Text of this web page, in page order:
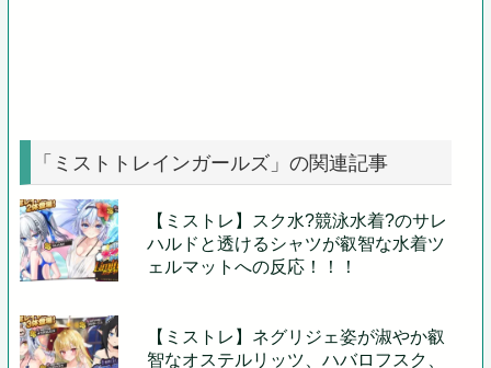
「ミストトレインガールズ」の関連記事
【ミストレ】スク水?競泳水着?のサレ
ハルドと透けるシャツが叡智な水着ツ
ェルマットへの反応！！！
【ミストレ】ネグリジェ姿が淑やか叡
智なオステルリッツ、ハバロフスク、